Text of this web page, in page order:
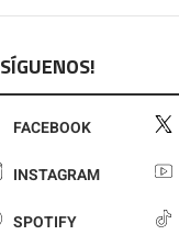
SÍGUENOS!
FACEBOOK
INSTAGRAM
SPOTIFY